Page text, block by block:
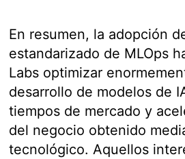
En resumen, la adopción
estandarizado de MLOps
Labs optimizar
desarrollo de modelos de
tiempos de mercado y
del negocio obtenido
tecnológico. Aquellos